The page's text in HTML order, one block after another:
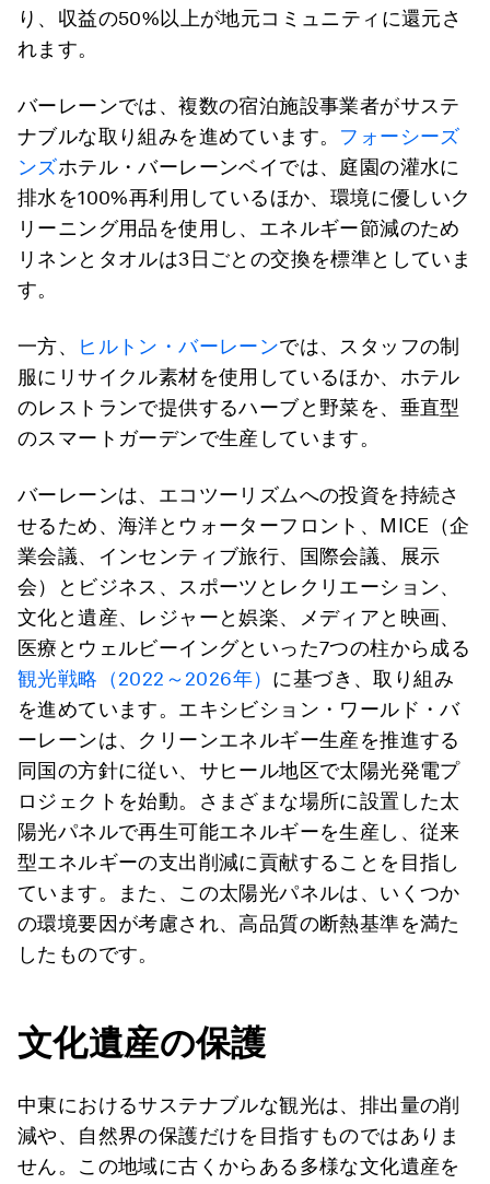
り、収益の50%以上が地元コミュニティに還元さ
れます。
バーレーンでは、複数の宿泊施設事業者がサステ
ナブルな取り組みを進めています。 フォーシーズ
ンズホテル・バーレーンベイでは、庭園の灌水に
排水を100%再利用しているほか、環境に優しいク
リーニング用品を使用し、エネルギー節減のため
リネンとタオルは3日ごとの交換を標準としていま
す。
一方、 ヒルトン・バーレーンでは、スタッフの制
服にリサイクル素材を使用しているほか、ホテル
のレストランで提供するハーブと野菜を、垂直型
のスマートガーデンで生産しています。
バーレーンは、エコツーリズムへの投資を持続さ
せるため、海洋とウォーターフロント、MICE（企
業会議、インセンティブ旅行、国際会議、展示
会）とビジネス、スポーツとレクリエーション、
文化と遺産、レジャーと娯楽、メディアと映画、
医療とウェルビーイングといった7つの柱から成る
観光戦略（2022～2026年） に基づき、取り組み
を進めています。エキシビション・ワールド・バ
ーレーンは、クリーンエネルギー生産を推進する
同国の方針に従い、サヒール地区で太陽光発電プ
ロジェクトを始動。さまざまな場所に設置した太
陽光パネルで再生可能エネルギーを生産し、従来
型エネルギーの支出削減に貢献することを目指し
ています。また、この太陽光パネルは、いくつか
の環境要因が考慮され、高品質の断熱基準を満た
したものです。
文化遺産の保護
中東におけるサステナブルな観光は、排出量の削
減や、自然界の保護だけを目指すものではありま
せん。この地域に古くからある多様な文化遺産を